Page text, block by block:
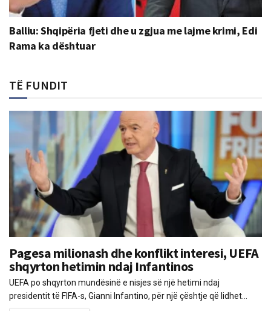
Balliu: Shqipëria fjeti dhe u zgjua me lajme krimi, Edi
Rama ka dështuar
TË FUNDIT
Pagesa milionash dhe konflikt interesi, UEFA
shqyrton hetimin ndaj Infantinos
UEFA po shqyrton mundësinë e nisjes së një hetimi ndaj
presidentit të FIFA-s, Gianni Infantino, për një çështje që lidhet...